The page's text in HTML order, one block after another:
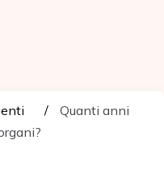
Quanti anni